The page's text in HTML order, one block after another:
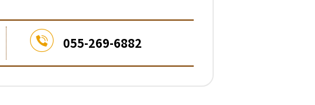
055-269-6882